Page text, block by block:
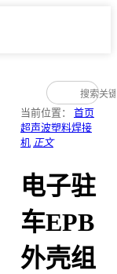
当前位置： 首页
超声波塑料焊接
机 正文
电子驻
车EPB
外壳组